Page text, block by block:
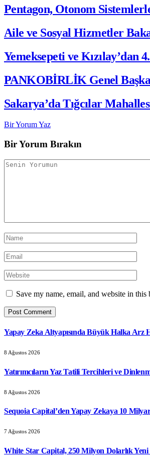
Pentagon, Otonom
Aile ve Sosyal Hizmetler
Yemeksepeti ve
PANKOBİRLİK Genel
Sakarya’da Tığcılar
Bir Yorum Yaz
Bir Yorum Bırakın
Save my name, email, and website in
Yapay Zeka Altyapısında Büyük Halka Arz
8 Ağustos 2026
Yatırımcıların Yaz Tatili Tercihleri ve
8 Ağustos 2026
Sequoia Capital’den Yapay Zekaya 10
7 Ağustos 2026
White Star Capital, 250 Milyon Dolarlık